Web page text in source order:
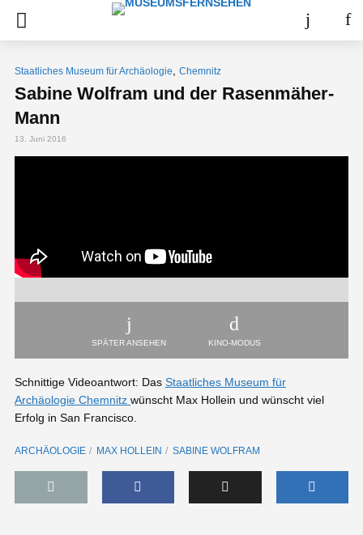
Staatliches Museum für Archäologie Chemnitz
Sabine Wolfram und der Rasenmäher-
Mann
13. Juni 2016
SPÄTER ANSEHEN KINO-MODUS
Schnittige Videoantwort: Das Staatliches Museum für
Archäologie Chemnitz wünscht Max Hollein und wünscht viel
Erfolg in San Francisco.
ARCHÄOLOGIE MAX HOLLEIN SABINE WOLFRAM